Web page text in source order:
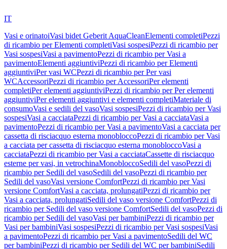
IT
Vasi e orinatoiVasi bidet Geberit AquaCleanElementi completiPezzi
di ricambio per Elementi completiVasi sospesiPezzi di ricambio per
Vasi sospesiVasi a pavimentoPezzi di ricambio per Vasi a
pavimentoElementi aggiuntiviPezzi di ricambio per Elementi
aggiuntiviPer vasi WCPezzi di ricambio per Per vasi
WCAccessoriPezzi di ricambio per AccessoriPer elementi
completiPer elementi aggiuntiviPezzi di ricambio per Per elementi
aggiuntiviPer elementi aggiuntivi e elementi completiMateriale di
consumoVasi e sedili del vasoVasi sospesiPezzi di ricambio per Vasi
sospesiVasi a cacciataPezzi di ricambio per Vasi a cacciataVasi a
pavimentoPezzi di ricambio per Vasi a pavimentoVasi a cacciata per
cassetta di risciacquo esterna monobloccoPezzi di ricambio per Vasi
a cacciata per cassetta di risciacquo esterna monobloccoVasi a
cacciataPezzi di ricambio per Vasi a cacciataCassette di risciacquo
esterne per vasi, in vetrochinaMonobloccoSedili del vasoPezzi di
ricambio per Sedili del vasoSedili del vasoPezzi di ricambio per
Sedili del vasoVasi versione ComfortPezzi di ricambio per Vasi
versione ComfortVasi a cacciata, prolungatiPezzi di ricambio per
Vasi a cacciata, prolungatiSedili del vaso versione ComfortPezzi di
ricambio per Sedili del vaso versione ComfortSedili del vasoPezzi di
ricambio per Sedili del vasoVasi per bambiniPezzi di ricambio per
Vasi per bambiniVasi sospesiPezzi di ricambio per Vasi sospesiVasi
a pavimentoPezzi di ricambio per Vasi a pavimentoSedili del WC
per bambiniPezzi di ricambio per Sedili del WC per bambiniSedili